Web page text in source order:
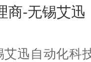
商-无锡艾迅
迅自动化科